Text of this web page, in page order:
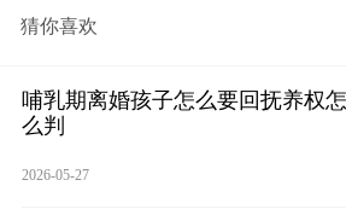
猜你喜欢
哺乳期离婚孩子怎么要回抚养权怎
么判
2026-05-27